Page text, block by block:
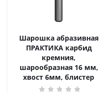
Шарошка абразивная
ПРАКТИКА карбид
кремния,
шарообразная 16 мм,
хвост 6мм, блистер